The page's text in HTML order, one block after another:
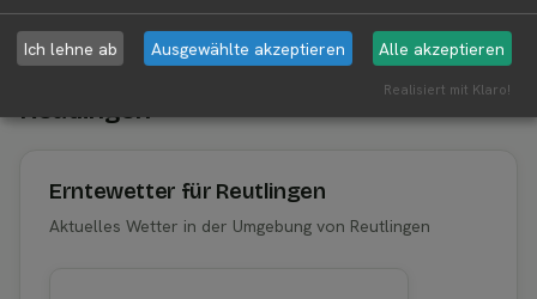
Aktuelle Infos zur Region 72766
Reutlingen
Erntewetter für Reutlingen
Aktuelles Wetter in der Umgebung von Reutlingen
Ich lehne ab Ausgewählte akzeptieren Alle akzeptieren
Realisiert mit Klaro!